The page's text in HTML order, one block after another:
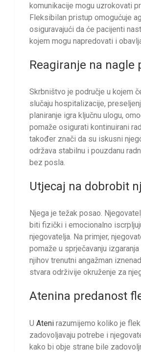
komunikacije mogu uzrokovati
Fleksibilan pristup omogućuje
osiguravajući da će pacijenti
kojem mogu napredovati i
Reagiranje na nagle
Skrbništvo je područje u kojem
slučaju hospitalizacije,
planiranje igra ključnu ulogu,
pomaže osigurati kontinuirani
također znači da su iskusni
održava stabilnu i pouzdanu
bez posla.
Utjecaj na dobrobit
Njega je težak posao.
biti fizički i emocionalno
njegovatelja. Na primjer,
pomaže u sprječavanju
njihov trenutni angažman
stvara održivije okruženje za
Atenina predanost
U Ateni razumijemo koliko je
zadovoljavaju potrebe i
kako bi obje strane bile